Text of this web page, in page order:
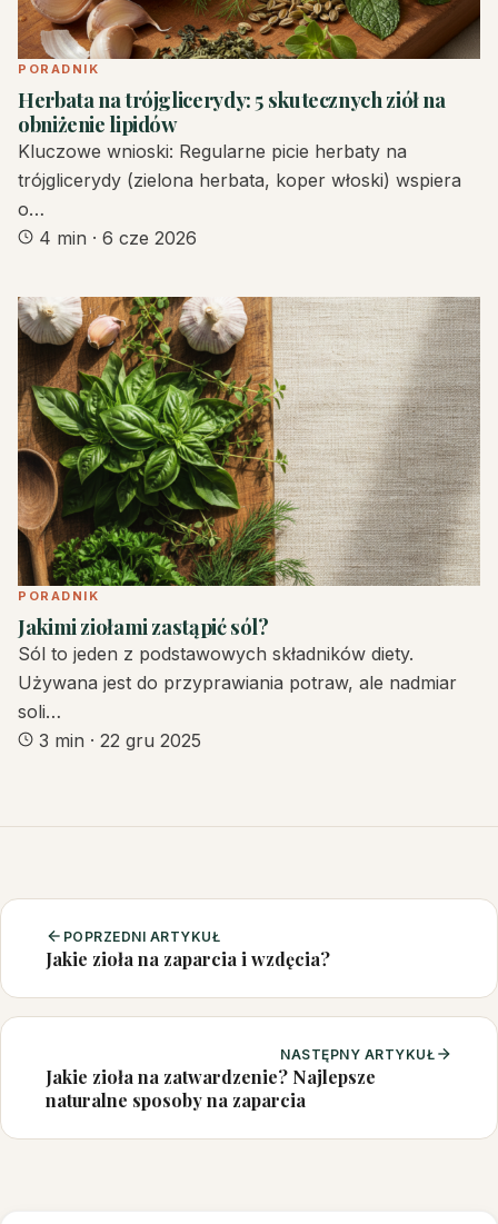
PORADNIK
Herbata na trójglicerydy: 5 skutecznych ziół na
obniżenie lipidów
Kluczowe wnioski: Regularne picie herbaty na
trójglicerydy (zielona herbata, koper włoski) wspiera
o…
4 min · 6 cze 2026
PORADNIK
Jakimi ziołami zastąpić sól?
Sól to jeden z podstawowych składników diety.
Używana jest do przyprawiania potraw, ale nadmiar
soli…
3 min · 22 gru 2025
POPRZEDNI ARTYKUŁ
Jakie zioła na zaparcia i wzdęcia?
NASTĘPNY ARTYKUŁ
Jakie zioła na zatwardzenie? Najlepsze
naturalne sposoby na zaparcia